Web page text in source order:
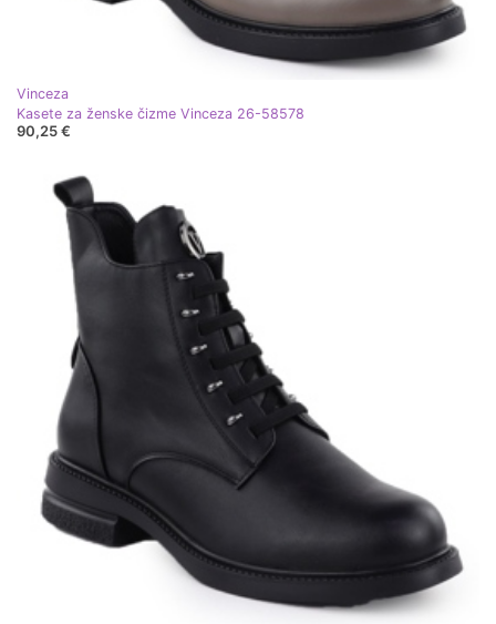
Vinceza
Kasete za ženske čizme Vinceza 26-58578
90,25 €